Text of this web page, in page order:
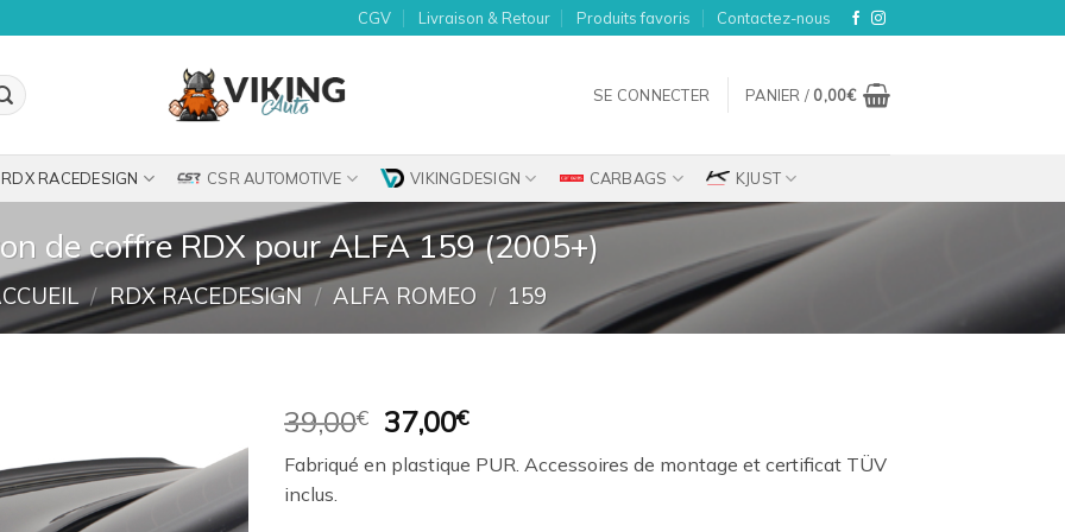
CGV Livraison & Retour Produits favoris Contactez-nous
SE CONNECTER PANIER / 0,00€
RDX RACEDESIGN CSR AUTOMOTIVE VIKINGDESIGN CARBAGS KJUST
de coffre RDX pour ALFA 159 (2005+)
/ RDX RACEDESIGN / ALFA ROMEO / 159
Ajouter
à la
wishlist
39,00€ Le
prix
initial
37,00€Le
actuel
Fabriqué en plastique PUR. Accessoires de montage et certificat TÜV
inclus.